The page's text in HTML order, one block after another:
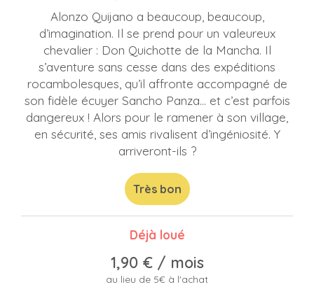
Alonzo Quijano a beaucoup, beaucoup,
d’imagination. Il se prend pour un valeureux
chevalier : Don Quichotte de la Mancha. Il
s’aventure sans cesse dans des expéditions
rocambolesques, qu’il affronte accompagné de
son fidèle écuyer Sancho Panza… et c’est parfois
dangereux ! Alors pour le ramener à son village,
en sécurité, ses amis rivalisent d’ingéniosité. Y
arriveront-ils ?
Très bon
Déjà loué
1,90 €/ mois
au lieu de 5€ à l'achat